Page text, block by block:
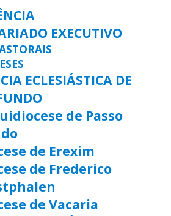
EXECUTIVO
ECLESIÁSTICA DE
de Passo
de Erexim
de Frederico
de Vacaria